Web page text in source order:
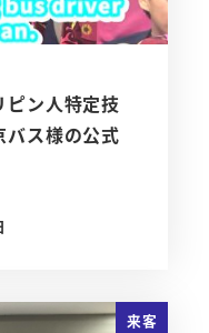
ピン人特定技
バス様の公式
来客